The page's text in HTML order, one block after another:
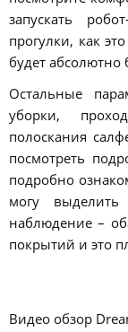
запускать
прогулки, как
будет
Остальные
уборки,
полоскания
посмотреть
подробно
могу
наблюдение –
покрытий и это
Видео обзор